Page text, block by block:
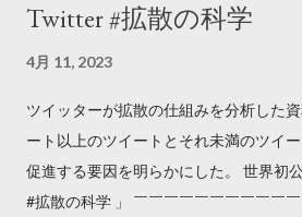
Twitter #拡散の科学
4月 11, 2023
ツイッターが拡散の仕組みを分析した
ート以上のツイートとそれ未満のツイ
促進する要因を明らかにした。 世界
#拡散の科学 」 ￣￣￣￣￣￣￣￣￣￣